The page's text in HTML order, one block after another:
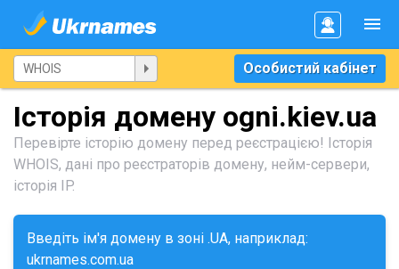
Особистий кабінет
Історія домену ogni.kiev.ua
Перевірте історію домену перед реєстрацією! Історія
WHOIS, дані про реєстраторів домену, нейм-сервери,
історія IP.
Введіть ім'я домену в зоні .UA, наприклад:
ukrnames.com.ua